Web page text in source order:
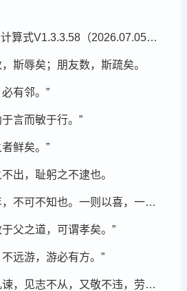
MQCal工程通用算量计算式V1.3.3.58（2026.07.05发布）
斯辱矣；朋友数，斯疏矣。
有邻。”
言而敏于行。”
鲜矣。”
出，耻躬之不逮也。
4.21子曰：“父母之年，不可不知也。一则以喜，一则以惧。
父之道，可谓孝矣。”
远游，游必有方。”
4.18子曰：“事父母几谏，见志不从，又敬不违，劳而不怨。”